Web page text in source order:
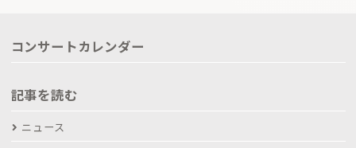
コンサートカレンダー
記事を読む
ニュース